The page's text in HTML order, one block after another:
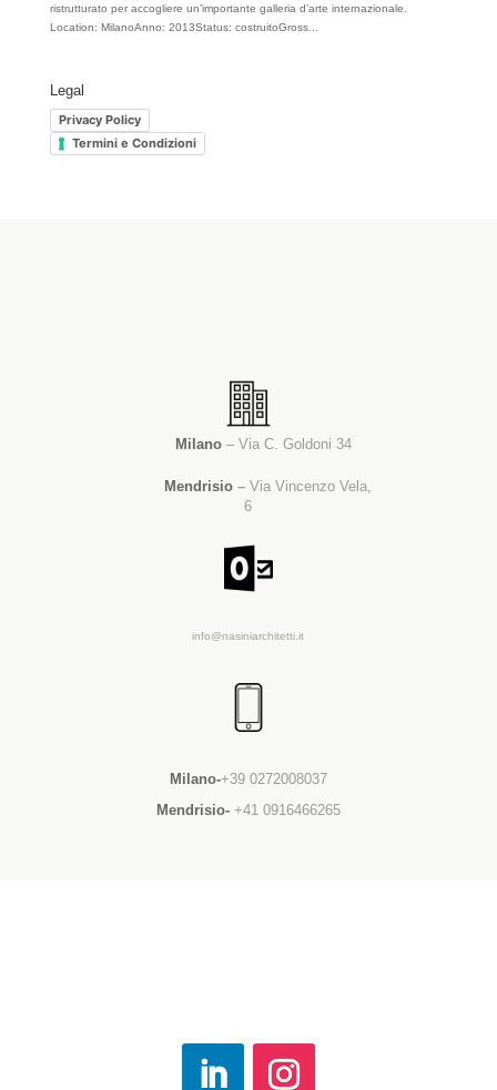
ristrutturato per accogliere un’importante galleria d’arte internazionale.
Location: MilanoAnno: 2013Status: costruitoGross...
Legal
Privacy Policy
Termini e Condizioni
Milano– Via C. Goldoni 34
Mendrisio–Via Vincenzo Vela,
6
info@nasiniarchitetti.it
Milano-+39 0272008037
Mendrisio- +41 0916466265